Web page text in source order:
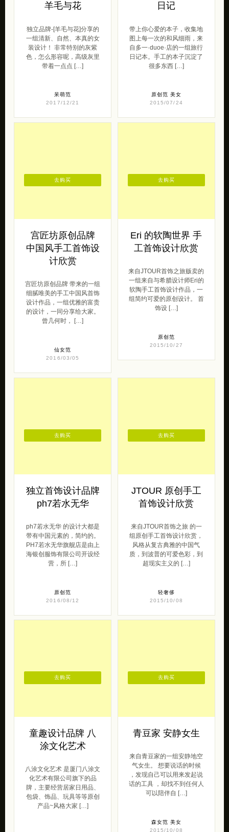
羊毛与花
独立品牌-[羊毛与花]分享的
一组清新、自然、本真的女
装设计！ 非常特别的灰紫
色，怎么形容呢，高级灰里
带着一点点 […]
呆萌范
2017/12/21
日记
带上你心爱的本子，收集地
图上每一次的和风细雨，来
自多一·duoe·店的一组旅行
日记本。手工的本子沉淀了
很多东西 […]
原创范 美女
2015/07/24
宫匠坊原创品牌
中国风手工首饰设
计欣赏
宫匠坊原创品牌 带来的一组
细腻唯美的手工中国风首饰
设计作品，一组优雅的富贵
的设计，一同分享给大家。
曾几何时， […]
仙女范
2016/03/05
去购买
Eri 的软陶世界 手
工首饰设计欣赏
来自JTOUR首饰之旅贩卖的
一组来自与希腊设计师Eri的
软陶手工首饰设计作品，一
组简约可爱的原创设计。 首
饰设 […]
原创范
2015/10/27
去购买
独立首饰设计品牌
ph7若水无华
ph7若水无华 的设计大都是
带有中国元素的，简约的。
PH7若水无华旗舰店是由上
海银创服饰有限公司开设经
营，所 […]
原创范
2016/08/12
去购买
JTOUR 原创手工
首饰设计欣赏
来自JTOUR首饰之旅 的一
组原创手工首饰设计欣赏，
风格从复古典雅的中国气
质，到波普的可爱色彩，到
超现实主义的 […]
轻奢侈
2015/10/08
去购买
童趣设计品牌 八
涂文化艺术
八涂文化艺术 是厦门八涂文
化艺术有限公司旗下的品
牌，主要经营居家日用品、
包袋、饰品、玩具等等原创
产品~风格大家 […]
去购买
青豆家 安静女生
来自青豆家的一组安静地空
气女生。 想要说话的时候
，发现自己可以用来发起说
话的工具 ，却找不到任何人
可以陪伴自 […]
森女范 美女
2015/10/08
去购买